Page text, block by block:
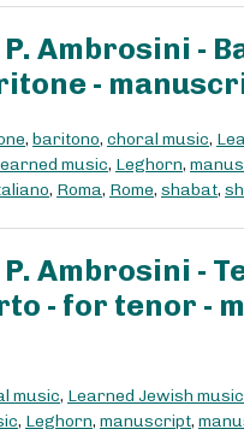
Ambrosini -
-
, baritono, choral music,
music, Leghorn,
, Roma, Rome, shabat,
Ambrosini -
- for tenor -
music, Learned Jewish
, Leghorn, manuscript,